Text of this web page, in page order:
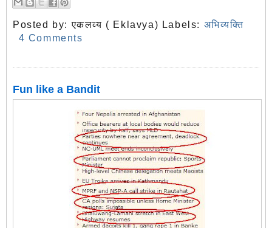
Posted by:एकलव्य ( Eklavya) Labels: अभिव्यक्ति
4 Comments
Fun like a Bandit